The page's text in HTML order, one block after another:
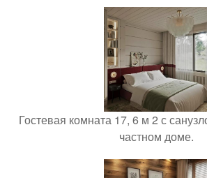
Гостевая комната 17, 6 м 2 с
частном доме.